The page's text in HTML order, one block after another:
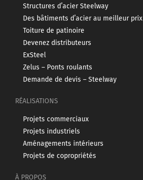
Structures d’acier Steelway
Des bâtiments d’acier au meilleur prix
Toiture de patinoire
Devenez distributeurs
ExSteel
Zelus – Ponts roulants
Demande de devis – Steelway
RÉALISATIONS
Projets commerciaux
Projets industriels
Aménagements intérieurs
Projets de copropriétés
À PROPOS